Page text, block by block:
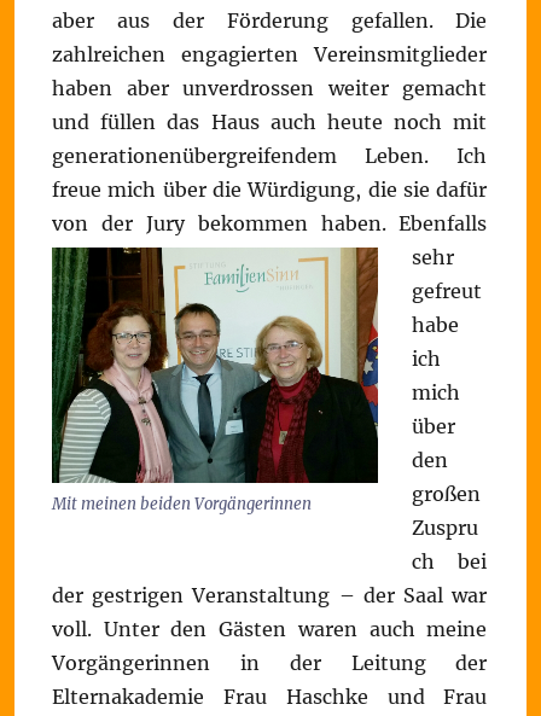
aber aus der Förderung gefallen. Die
zahlreichen engagierten Vereinsmitglieder
haben aber unverdrossen weiter gemacht
und füllen das Haus auch heute noch mit
generationenübergreifendem Leben. Ich
freue mich über die Würdigung, die sie dafür
von der Jury bekommen haben.
Mit meinen beiden Vorgängerinnen
Ebenfalls
sehr
gefreut
habe
ich
mich
über
den
großen
Zuspru
ch bei
der gestrigen Veranstaltung – der Saal war
voll. Unter den Gästen waren auch meine
Vorgängerinnen in der Leitung der
Elternakademie Frau Haschke und Frau